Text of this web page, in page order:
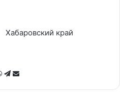
Хабаровский край
WhatsApp
Telegram
Share